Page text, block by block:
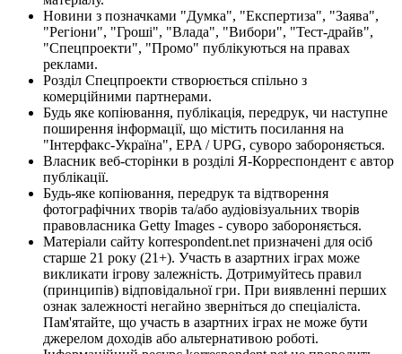
Новини з позначками "Думка", "Експертиза", "Заява",
"Регіони", "Гроші", "Влада", "Вибори", "Тест-драйв",
"Спецпроекти", "Промо" публікуються на правах
реклами.
Розділ Спецпроекти створюється спільно з
комерційними партнерами.
Будь яке копіювання, публікація, передрук, чи наступне
поширення інформації, що містить посилання на
"Інтерфакс-Україна", EPA / UPG, суворо забороняється.
Власник веб-сторінки в розділі Я-Корреспондент є автор
публікації.
Будь-яке копіювання, передрук та відтворення
фотографічних творів та/або аудіовізуальних творів
правовласника Getty Images - суворо забороняється.
Матеріали сайту korrespondent.net призначені для осіб
старше 21 року (21+). Участь в азартних іграх може
викликати ігрову залежність. Дотримуйтесь правил
(принципів) відповідальної гри. При виявленні перших
ознак залежності негайно зверніться до спеціаліста.
Пам'ятайте, що участь в азартних іграх не може бути
джерелом доходів або альтернативою роботі.